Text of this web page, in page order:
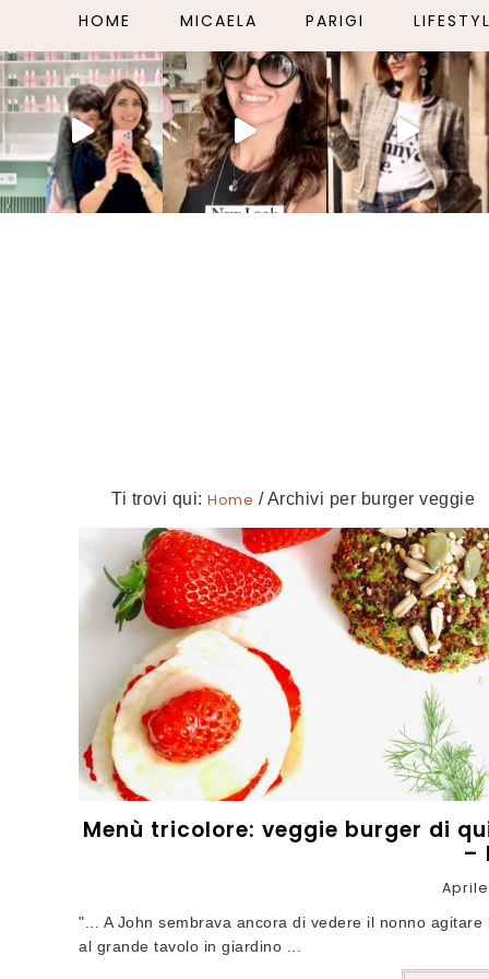
HOME MICAELA PARIGI
Ti trovi qui: Home /Archivi per burger veggie
Menù tricolore: veggie burger di
–
Aprile
"... A John sembrava ancora di vedere il nonno
al grande tavolo in giardino ...